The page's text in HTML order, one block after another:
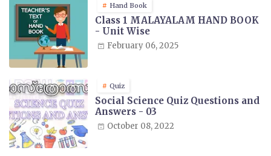
Hand Book
Class 1 MALAYALAM HAND BOOK
- Unit Wise
February 06, 2025
Quiz
Social Science Quiz Questions and
Answers - 03
October 08, 2022